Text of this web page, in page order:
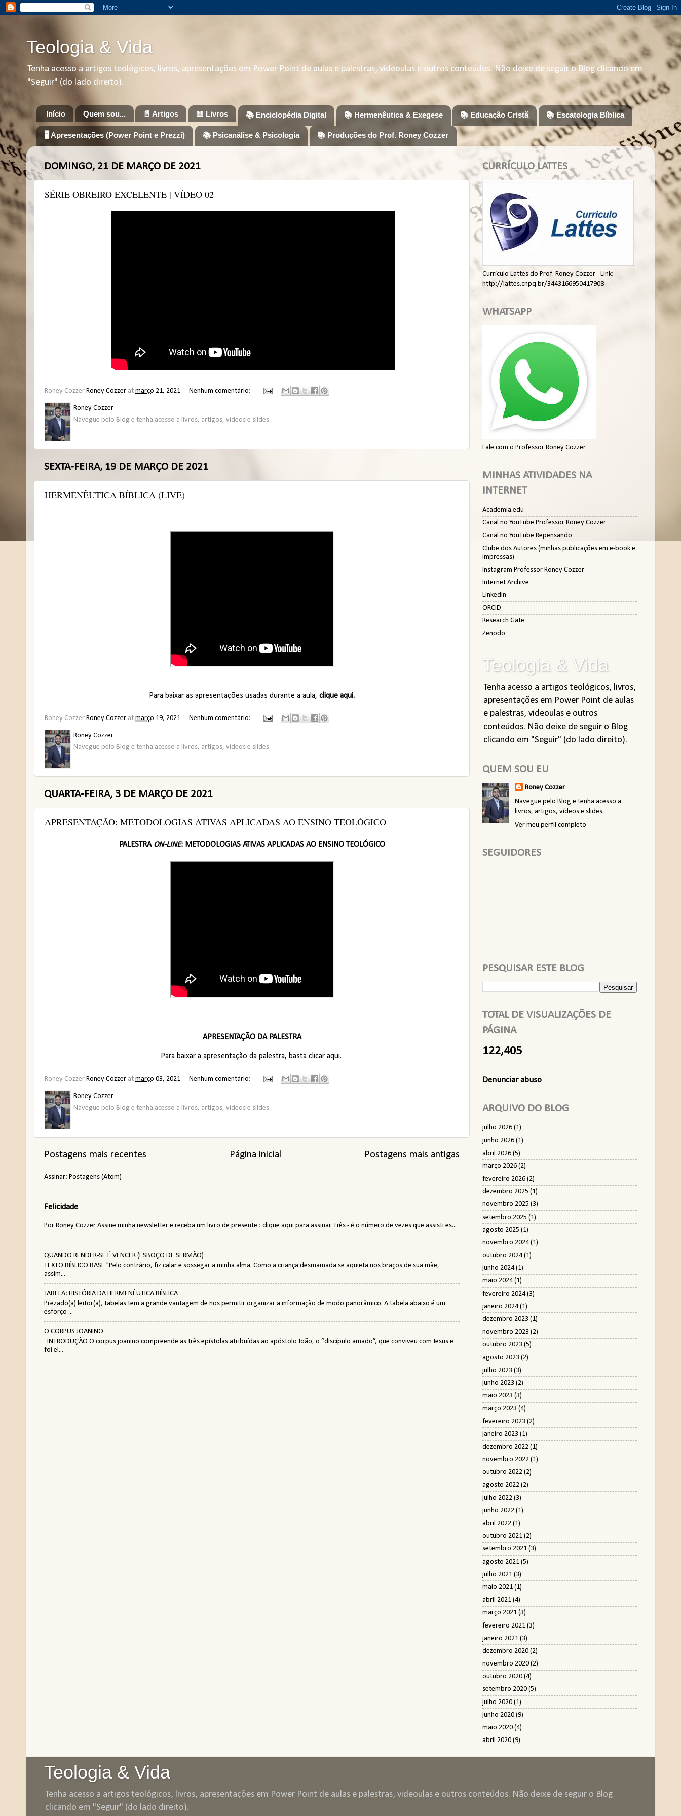
Teologia & Vida
Tenha acesso a artigos teológicos, livros, apresentações em Power Point de aulas e palestras, videoulas e outros conteúdos. Não deixe de seguir o Blog clicando em
"Seguir" (do lado direito).
Início Quem sou... 📄 Artigos 📖 Livros 📚 Enciclopédia Digital 📚 Hermenêutica & Exegese 📚 Educação Cristã 📚 Escatologia Bíblica
🖥️ Apresentações (Power Point e Prezzi) 📚 Psicanálise & Psicologia 📚 Produções do Prof. Roney Cozzer
DOMINGO, 21 DE MARÇO DE 2021
SÉRIE OBREIRO EXCELENTE | VÍDEO 02
Roney Cozzer Roney Cozzer at março 21, 2021 Nenhum comentário:
Roney Cozzer
Navegue pelo Blog e tenha acesso a livros, artigos, vídeos e slides.
SEXTA-FEIRA, 19 DE MARÇO DE 2021
HERMENÊUTICA BÍBLICA (LIVE)
Para baixar as apresentações usadas durante a aula, clique aqui.
Roney Cozzer Roney Cozzer at março 19, 2021 Nenhum comentário:
Roney Cozzer
Navegue pelo Blog e tenha acesso a livros, artigos, vídeos e slides.
QUARTA-FEIRA, 3 DE MARÇO DE 2021
APRESENTAÇÃO: METODOLOGIAS ATIVAS APLICADAS AO ENSINO TEOLÓGICO
PALESTRA ON-LINE: METODOLOGIAS ATIVAS APLICADAS AO ENSINO TEOLÓGICO
APRESENTAÇÃO DA PALESTRA
Para baixar a apresentação da palestra, basta clicar aqui.
Roney Cozzer Roney Cozzer at março 03, 2021 Nenhum comentário:
Roney Cozzer
Navegue pelo Blog e tenha acesso a livros, artigos, vídeos e slides.
Postagens mais recentes Postagens mais antigas
Página inicial
Assinar: Postagens (Atom)
Felicidade
Por Roney Cozzer Assine minha newsletter e receba um livro de presente : clique aqui para assinar. Três - é o número de vezes que assisti es...
QUANDO RENDER-SE É VENCER (ESBOÇO DE SERMÃO)
TEXTO BÍBLICO BASE "Pelo contrário, fiz calar e sossegar a minha alma. Como a criança desmamada se aquieta nos braços de sua mãe,
assim...
TABELA: HISTÓRIA DA HERMENÊUTICA BÍBLICA
Prezado(a) leitor(a), tabelas tem a grande vantagem de nos permitir organizar a informação de modo panorâmico. A tabela abaixo é um
esforço ...
O CORPUS JOANINO
INTRODUÇÃO O corpus joanino compreende as três epístolas atribuídas ao apóstolo João, o “discípulo amado”, que conviveu com Jesus e
foi el...
CURRÍCULO LATTES
Currículo Lattes do Prof. Roney Cozzer - Link:
http://lattes.cnpq.br/3443166950417908
WHATSAPP
Fale com o Professor Roney Cozzer
MINHAS ATIVIDADES NA
INTERNET
Academia.edu
Canal no YouTube Professor Roney Cozzer
Canal no YouTube Repensando
Clube dos Autores (minhas publicações em e-book e
impressas)
Instagram Professor Roney Cozzer
Internet Archive
Linkedin
ORCID
Research Gate
Zenodo
Teologia & Vida
Tenha acesso a artigos teológicos, livros,
apresentações em Power Point de aulas
e palestras, videoulas e outros
conteúdos. Não deixe de seguir o Blog
clicando em "Seguir" (do lado direito).
QUEM SOU EU
Roney Cozzer
Navegue pelo Blog e tenha acesso a
livros, artigos, vídeos e slides.
Ver meu perfil completo
SEGUIDORES
PESQUISAR ESTE BLOG
TOTAL DE VISUALIZAÇÕES DE
PÁGINA
122,405
Denunciar abuso
ARQUIVO DO BLOG
julho 2026 (1)
junho 2026 (1)
abril 2026 (5)
março 2026 (2)
fevereiro 2026 (2)
dezembro 2025 (1)
novembro 2025 (3)
setembro 2025 (1)
agosto 2025 (1)
novembro 2024(1)
outubro 2024(1)
junho 2024(1)
maio 2024(1)
fevereiro 2024(3)
janeiro 2024(1)
dezembro 2023 (1)
novembro 2023 (2)
outubro 2023 (5)
agosto 2023 (2)
julho 2023 (3)
junho 2023 (2)
maio 2023 (3)
março 2023 (4)
fevereiro 2023 (2)
janeiro 2023 (1)
dezembro 2022 (1)
novembro 2022 (1)
outubro 2022 (2)
agosto 2022 (2)
julho 2022 (3)
junho 2022 (1)
abril 2022 (1)
outubro 2021 (2)
setembro 2021 (3)
agosto 2021 (5)
julho 2021 (3)
maio 2021 (1)
abril 2021 (4)
março 2021 (3)
fevereiro 2021 (3)
janeiro 2021 (3)
dezembro 2020 (2)
novembro 2020 (2)
outubro 2020 (4)
setembro 2020 (5)
julho 2020 (1)
junho 2020 (9)
maio 2020 (4)
abril 2020 (9)
Teologia & Vida
Tenha acesso a artigos teológicos, livros, apresentações em Power Point de aulas e palestras, videoulas e outros conteúdos. Não deixe de seguir o Blog
clicando em "Seguir" (do lado direito).